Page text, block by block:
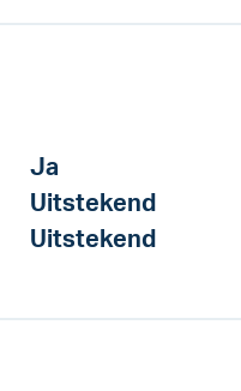
Ja
Uitstekend
Uitstekend